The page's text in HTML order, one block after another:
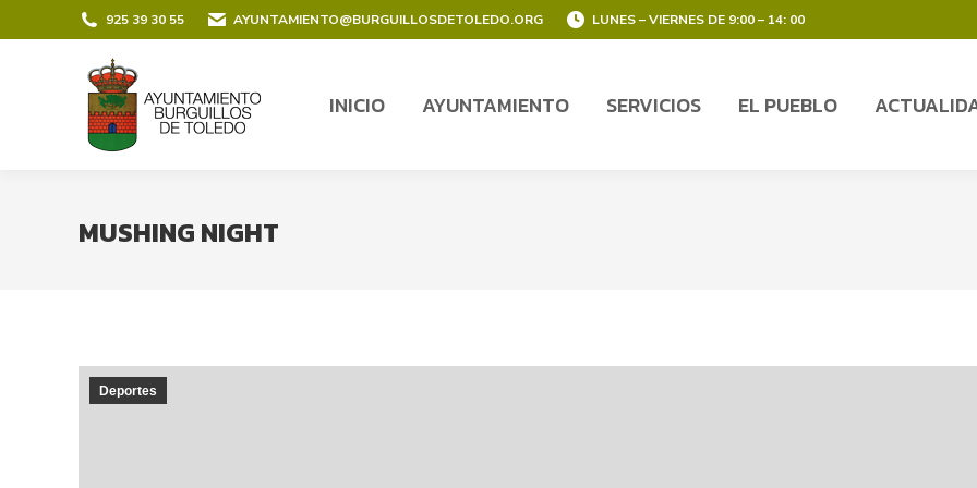
925 39 30 55 AYUNTAMIENTO@BURGUILLOSDETOLEDO.ORG LUNES – VIERNES DE 9:00 – 14: 00
INICIO AYUNTAMIENTO SERVICIOS EL PUEBLO
MUSHING NIGHT
Deportes
INICIO AYUNTAMIENTO SERVICIOS EL PUEBLO